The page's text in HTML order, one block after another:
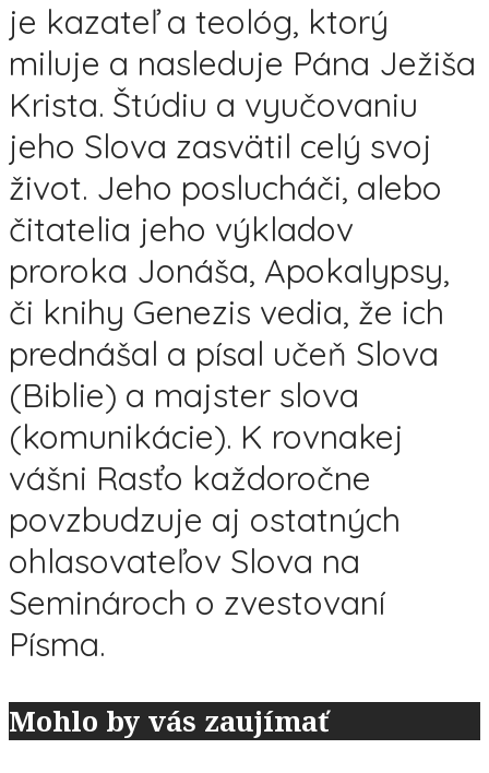
je kazateľ a teológ, ktorý
miluje a nasleduje Pána Ježiša
Krista. Štúdiu a vyučovaniu
jeho Slova zasvätil celý svoj
život. Jeho poslucháči, alebo
čitatelia jeho výkladov
proroka Jonáša, Apokalypsy,
či knihy Genezis vedia, že ich
prednášal a písal učeň Slova
(Biblie) a majster slova
(komunikácie). K rovnakej
vášni Rasťo každoročne
povzbudzuje aj ostatných
ohlasovateľov Slova na
Seminároch o zvestovaní
Písma.
Mohlo by vás zaujímať